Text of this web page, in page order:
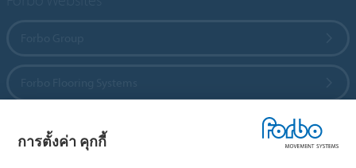
Forbo Movement Systems
การตั้งค่า คุกกี้